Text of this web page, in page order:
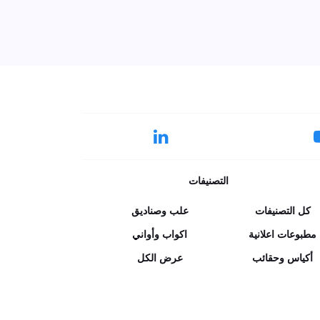
التصنيفات
كل التصنيفات علب وصناديق
مطبوعات اعلانية اكواب وأواني
أكياس وحقائب عرض الكل